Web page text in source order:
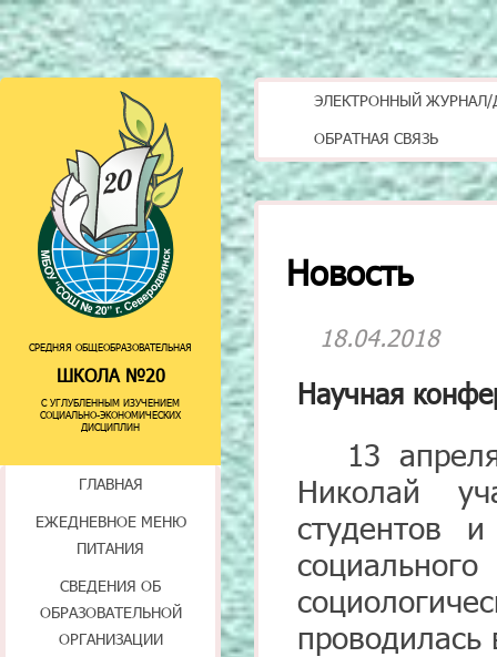
СРЕДНЯЯ ОБЩЕОБРАЗОВАТЕЛЬНАЯ
ШКОЛА №20
С УГЛУБЛЕННЫМ ИЗУЧЕНИЕМ
СОЦИАЛЬНО-ЭКОНОМИЧЕСКИХ
ДИСЦИПЛИН
ГЛАВНАЯ
ЕЖЕДНЕВНОЕ МЕНЮ
ПИТАНИЯ
СВЕДЕНИЯ ОБ
ОБРАЗОВАТЕЛЬНОЙ
ОРГАНИЗАЦИИ
ЭЛЕКТРОННЫЙ ЖУРНАЛ/
ОБРАТНАЯ СВЯЗЬ
Новость
18.04.2018
Научная
13
Николай
студентов